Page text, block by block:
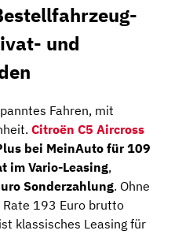
und
Fahren, mit
Citroën C5 Aircross
bei MeinAuto für 109
im Vario-Leasing,
Sonderzahlung. Ohne
193 Euro brutto
klassisches Leasing für